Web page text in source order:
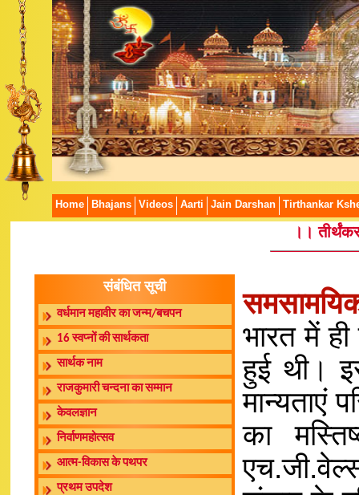
Home Bhajans Videos Aarti Jain Darshan Tirthankar
।।
संबंधित सूची
वर्धमान महावीर का जन्म/बचपन
16 स्वप्नों की सार्थकता
सार्थक नाम
राजकुमारी चन्दना का सम्मान
केवलज्ञान
निर्वाणमहोत्सव
आत्म-विकास के पथपर
प्रथम उपदेश
भारत में
हुई थी।
मान्यताएं
का